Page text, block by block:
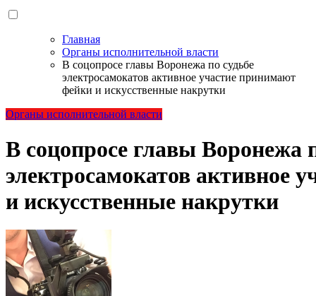
Главная
Органы исполнительной власти
В соцопросе главы Воронежа по судьбе
электросамокатов активное участие принимают
фейки и искусственные накрутки
Органы исполнительной власти
В соцопросе главы Воронежа
электросамокатов активное
и искусственные накрутки